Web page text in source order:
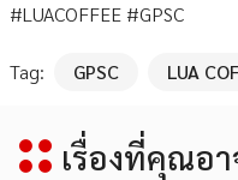
#LUACOFFEE #GPSC
Tag: GPSC LUA
เรื่องที่คุณอ